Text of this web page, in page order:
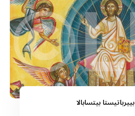
بييرباتيستا بيتسابالا